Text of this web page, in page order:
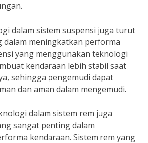
dalam sistem suspensi juga turut
dalam meningkatkan performa
yang menggunakan teknologi
kendaraan lebih stabil saat
sehingga pengemudi dapat
dan aman dalam mengemudi.
dalam sistem rem juga
sangat penting dalam
kendaraan. Sistem rem yang